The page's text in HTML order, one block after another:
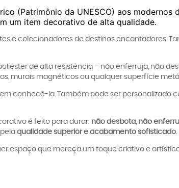
(Patrimônio da UNESCO) aos modernos
um item decorativo de alta qualidade.
e colecionadores de destinos encantadores.
de alta resistência – não enferruja, não
murais magnéticos ou qualquer superfície
conhecê-la. Também pode ser personalizado
é feito para durar: não desbota, não
qualidade superior e acabamento sofisticado.
espaço que mereça um toque criativo e